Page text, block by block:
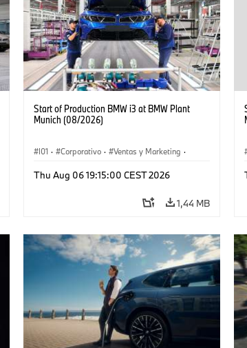
Start of Production BMW i3 at BMW Plant
Munich (08/2026)
I01 · Corporativo · Ventas y Marketing ·
Thu Aug 06 19:15:00 CEST 2026
1,44 MB